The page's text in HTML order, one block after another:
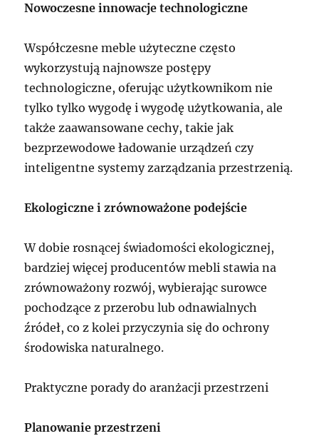
Nowoczesne innowacje technologiczne
Współczesne meble użyteczne często
wykorzystują najnowsze postępy
technologiczne, oferując użytkownikom nie
tylko tylko wygodę i wygodę użytkowania, ale
także zaawansowane cechy, takie jak
bezprzewodowe ładowanie urządzeń czy
inteligentne systemy zarządzania przestrzenią.
Ekologiczne i zrównoważone podejście
W dobie rosnącej świadomości ekologicznej,
bardziej więcej producentów mebli stawia na
zrównoważony rozwój, wybierając surowce
pochodzące z przerobu lub odnawialnych
źródeł, co z kolei przyczynia się do ochrony
środowiska naturalnego.
Praktyczne porady do aranżacji przestrzeni
Planowanie przestrzeni